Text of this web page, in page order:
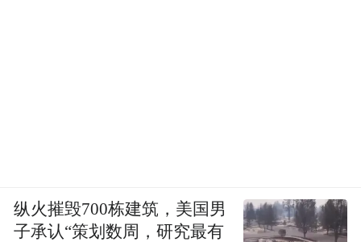
纵火摧毁700栋建筑，美国男
子承认“策划数周，研究最有